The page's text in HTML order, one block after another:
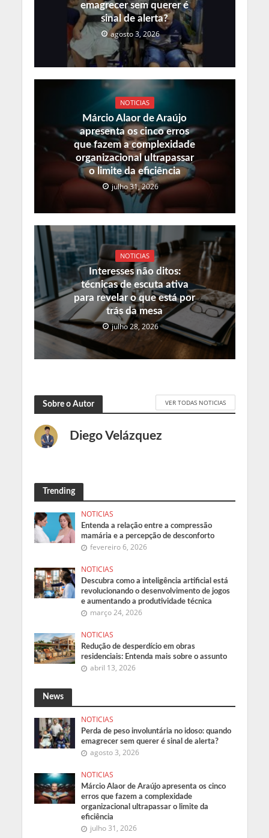
emagrecer sem querer é
sinal de alerta?
agosto 3, 2026
NOTICIAS
Márcio Alaor de Araújo
apresenta os cinco erros
que fazem a complexidade
organizacional ultrapassar
o limite da eficiência
julho 31, 2026
NOTICIAS
Interesses não ditos:
técnicas de escuta ativa
para revelar o que está por
trás da mesa
julho 28, 2026
Sobre o Autor VER TODAS NOTICIAS
Diego Velázquez
Trending
NOTICIAS
Entenda a relação entre a compressão
mamária e a percepção de desconforto
fevereiro 6, 2026
NOTICIAS
Descubra como a inteligência artificial está
revolucionando o desenvolvimento de jogos
e aumentando a produtividade técnica
março 24, 2026
NOTICIAS
Redução de desperdício em obras
residenciais: Entenda mais sobre o assunto
abril 13, 2026
News
NOTICIAS
Perda de peso involuntária no idoso: quando
emagrecer sem querer é sinal de alerta?
agosto 3, 2026
NOTICIAS
Márcio Alaor de Araújo apresenta os cinco
erros que fazem a complexidade
organizacional ultrapassar o limite da
eficiência
julho 31, 2026